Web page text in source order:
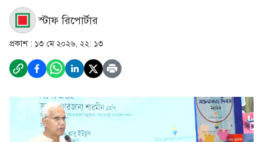
স্টাফ রিপোর্টার
প্রকাশ : ১৩ মে ২০২৬, ২২: ১৩